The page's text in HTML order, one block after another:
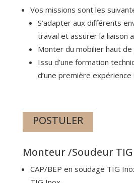
Vos missions sont les
S’adapter aux différents
travail et assurer la liaison
Monter du mobilier haut de
Issu d’une formation
d’une première expérience
POSTULER
Monteur /Soudeur TIG
CAP/BEP en soudage TIG